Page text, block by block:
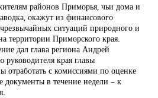
районов Приморья, чьи дома и
окажут из финансового
ситуаций природного и
территории Приморского края.
дал глава региона Андрей
края главы
отработать с комиссиями по оценке
документы в течение недели – к